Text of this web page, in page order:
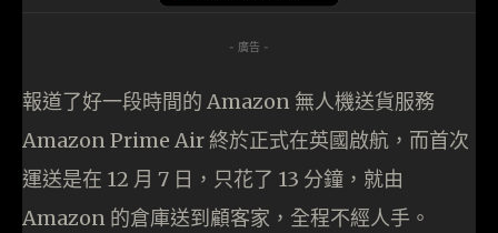
- 廣告 -
報道了好一段時間的 Amazon 無人機送貨服務
Amazon Prime Air 終於正式在英國啟航，而首次
運送是在 12 月 7 日，只花了 13 分鐘，就由
Amazon 的倉庫送到顧客家，全程不經人手。